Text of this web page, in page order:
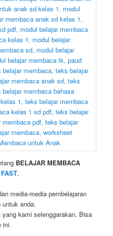
BELAJAR MEMBACA
.
media-media pembelajaran
anda.
yang kami selenggarakan. Bisa
ini.